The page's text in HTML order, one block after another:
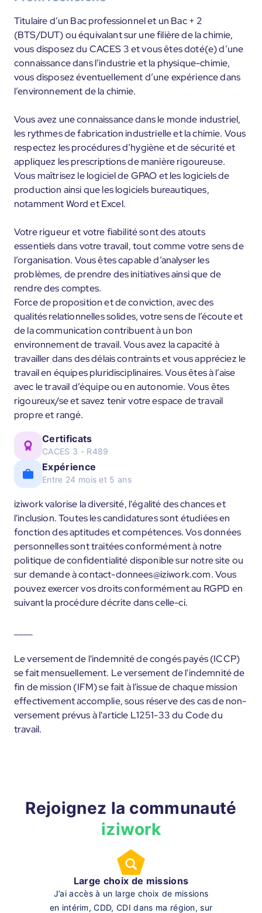
Titulaire d’un Bac professionnel et un Bac + 2
(BTS/DUT) ou équivalant sur une filière de la chimie,
vous disposez du CACES 3 et vous êtes doté(e) d’une
connaissance dans l’industrie et la physique-chimie,
vous disposez éventuellement d’une expérience dans
l’environnement de la chimie.
Vous avez une connaissance dans le monde industriel,
les rythmes de fabrication industrielle et la chimie. Vous
respectez les procédures d’hygiène et de sécurité et
appliquez les prescriptions de manière rigoureuse.
Vous maîtrisez le logiciel de GPAO et les logiciels de
production ainsi que les logiciels bureautiques,
notamment Word et Excel.
Votre rigueur et votre fiabilité sont des atouts
essentiels dans votre travail, tout comme votre sens de
l’organisation. Vous êtes capable d’analyser les
problèmes, de prendre des initiatives ainsi que de
rendre des comptes.
Force de proposition et de conviction, avec des
qualités relationnelles solides, votre sens de l’écoute et
de la communication contribuent à un bon
environnement de travail. Vous avez la capacité à
travailler dans des délais contraints et vous appréciez le
travail en équipes pluridisciplinaires. Vous êtes à l’aise
avec le travail d’équipe ou en autonomie. Vous êtes
rigoureux/se et savez tenir votre espace de travail
propre et rangé.
Certificats
CACES 3 - R489
Expérience
Entre 24 mois et 5 ans
iziwork valorise la diversité, l'égalité des chances et
l'inclusion. Toutes les candidatures sont étudiées en
fonction des aptitudes et compétences. Vos données
personnelles sont traitées conformément à notre
politique de confidentialité disponible sur notre site ou
sur demande à contact-donnees@iziwork.com. Vous
pouvez exercer vos droits conformément au RGPD en
suivant la procédure décrite dans celle-ci.
Le versement de l'indemnité de congés payés (ICCP)
se fait mensuellement. Le versement de l'indemnité de
fin de mission (IFM) se fait à l'issue de chaque mission
effectivement accomplie, sous réserve des cas de non-
versement prévus à l'article L1251-33 du Code du
travail.
Rejoignez la communauté
iziwork
Large choix de missions
J’ai accès à un large choix de missions
en intérim, CDD, CDI dans ma région, sur